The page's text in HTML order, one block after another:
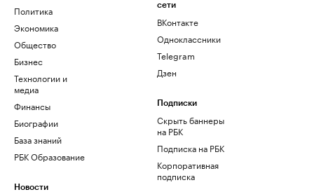
Политика
Экономика
Общество
Бизнес
Технологии и
медиа
Финансы
Биографии
База знаний
РБК Образование
Новости
сети
ВКонтакте
Одноклассники
Telegram
Дзен
Подписки
Скрыть баннеры
на РБК
Подписка на РБК
Корпоративная
подписка